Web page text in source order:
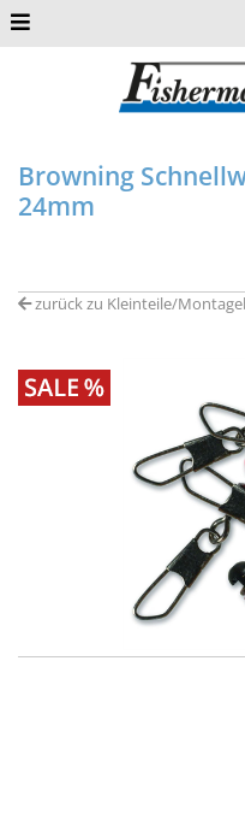
Browning
24mm
zurück zu Kleinteile/